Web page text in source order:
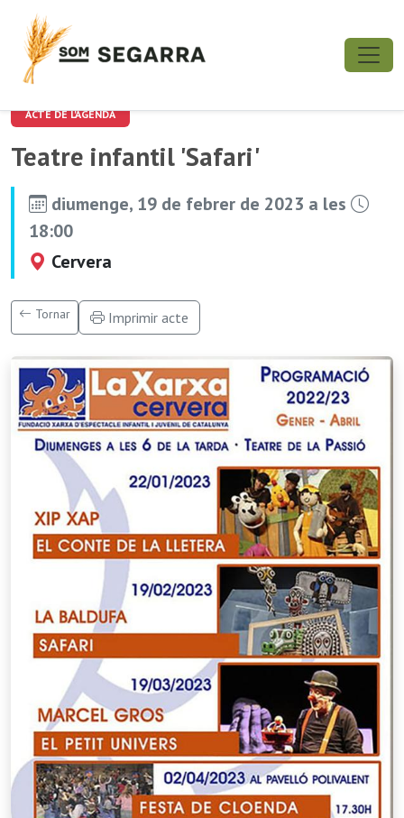
ACTE DE L'AGENDA
Teatre infantil 'Safari'
diumenge, 19 de febrer de 2023 a les
18:00
Cervera
Tornar Imprimir acte